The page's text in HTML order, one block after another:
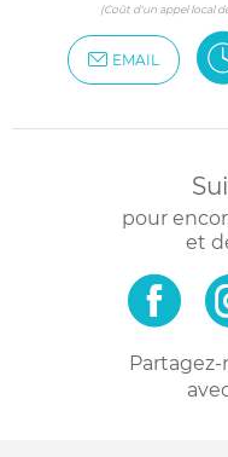
(Coût d'un appel local
EMAIL
pour
et